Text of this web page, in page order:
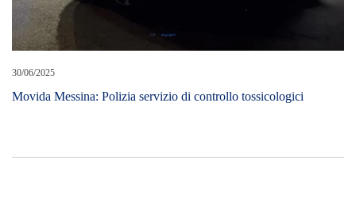
30/06/2025
Movida Messina: Polizia servizio di controllo tossicologici